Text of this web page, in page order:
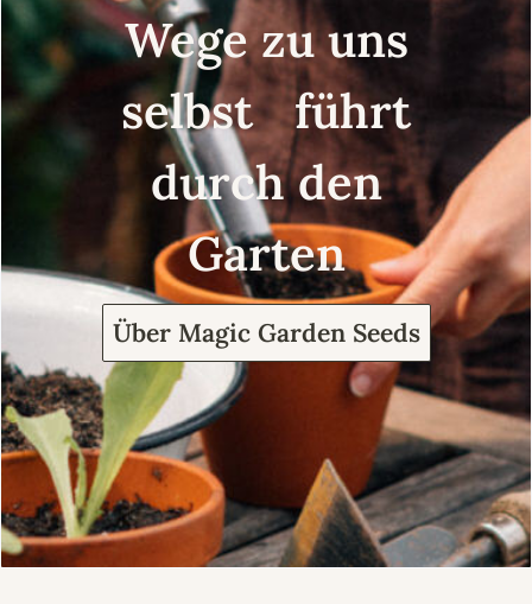
Wege zu uns
selbst führt
durch den
Garten
Über Magic Garden Seeds